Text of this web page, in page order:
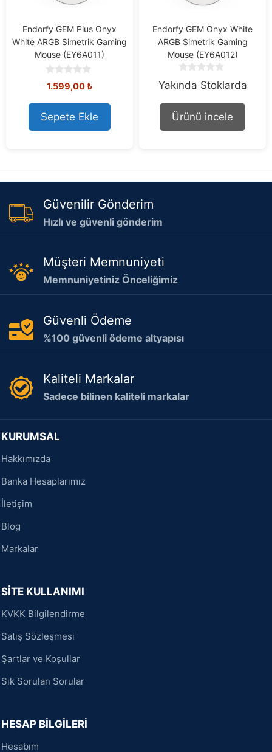
Endorfy GEM Plus Onyx
White ARGB Simetrik Gaming
Mouse (EY6A011)
0
o
u
t
o
f
1.599,00₺
Sepete Ekle
Endorfy GEM Onyx White
ARGB Simetrik Gaming
Mouse (EY6A012)
o
o
f
Yakında Stoklarda
Ürünü incele
Güvenilir Gönderim
Hızlı ve güvenli gönderim
Müşteri Memnuniyeti
Memnuniyetiniz Önceliğimiz
Güvenli Ödeme
%100 güvenli ödeme altyapısı
Kaliteli Markalar
Sadece bilinen kaliteli markalar
KURUMSAL
Hakkımızda
Banka Hesaplarımız
İletişim
Blog
Markalar
SİTE KULLANIMI
KVKK Bilgilendirme
Satış Sözleşmesi
Şartlar ve Koşullar
Sık Sorulan Sorular
HESAP BİLGİLERİ
Hesabım